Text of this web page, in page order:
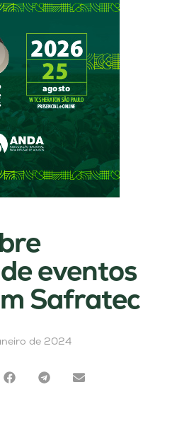
eventos
Safratec
de 2024